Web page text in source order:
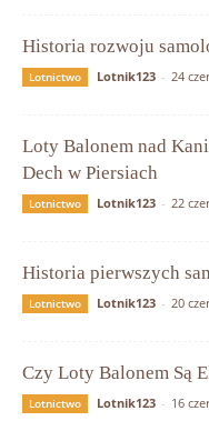
Historia rozwoju
Lotnictwo Lotnik123 - 24
Loty Balonem nad
Dech w Piersiach
Lotnictwo Lotnik123 - 22
Historia pierwszych
Lotnictwo Lotnik123 - 20
Czy Loty Balonem Są
Lotnictwo Lotnik123 - 16